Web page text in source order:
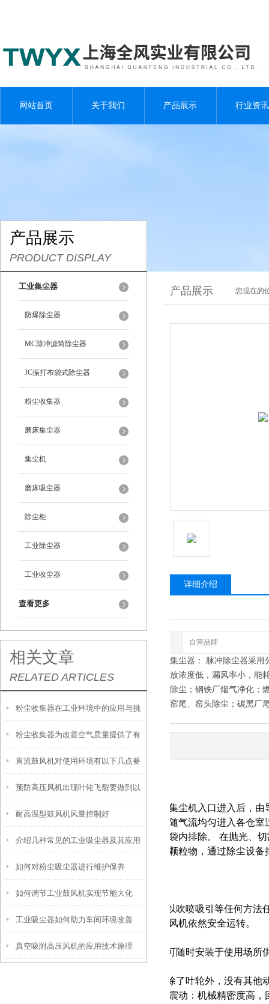
网站首页 关于我们 产品展示 行业资讯
产品展示
PRODUCT DISPLAY
工业集尘器
防爆除尘器
MC脉冲滤筒除尘器
JC振打布袋式除尘器
粉尘收集器
磨床集尘器
集尘机
磨床吸尘器
除尘柜
工业除尘器
工业收尘器
查看更多
相关文章
RELATED ARTICLES
粉尘收集器在工业环境中的应用与挑
战
粉尘收集器为改善空气质量提供了有
效的解决方案
直流鼓风机对使用环境有以下几点要
求
预防高压风机出现叶轮飞裂要做到以
下几点
耐高温型鼓风机风量控制好
介绍几种常见的工业吸尘器及其应用
领域
如何对粉尘吸尘器进行维护保养
如何调节工业鼓风机实现节能大化
工业吸尘器如何助力车间环境改善
真空吸附高压风机的应用技术原理
产品展示 您现在的
详细介绍
品牌 自营品牌
切割机粉尘收集集尘器： 脉冲除尘器采
除尘效率高，排放浓度低，漏风率小，能
合金厂各种电炉除尘；钢铁厂烟气净化；
化；水泥厂旋窑窑尾、窑头除尘；碳黑厂
详细介绍
当含尘气体从集尘机入口进入后，
斗，其余粉尘随气流均匀进入各仓
化的气体从滤袋内排除。 在抛光、
者粉尘等微细颗粒物，通过除尘设
性能特点：
1.低耗能：所以吹喷吸引等任何方法
变化时，豪冠风机依然安全运转。
2.安装容易：可随时安装于使用场
3.可靠性高：除了叶轮外，没有其
免维修。 4.低震动：机械精密度高